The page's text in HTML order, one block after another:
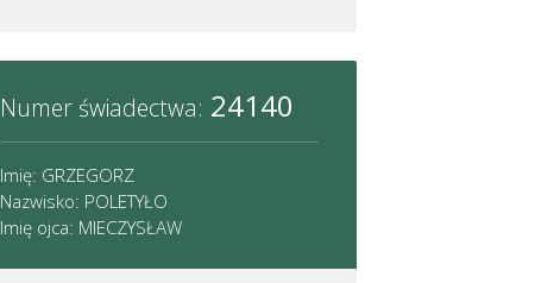
Numer świadectwa: 24140
Imię: GRZEGORZ
Nazwisko: POLETYŁO
Imię ojca: MIECZYSŁAW